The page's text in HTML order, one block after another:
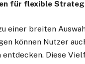
für flexible
einer breiten
können Nutzer
entdecken. Diese